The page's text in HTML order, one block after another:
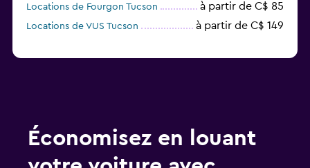
Locations de Fourgon Tucson à partir de C$ 85
Locations de VUS Tucson à partir de C$ 149
Économisez en louant